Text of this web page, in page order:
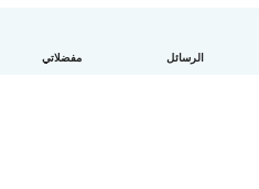
الرسائل مفضلاتي